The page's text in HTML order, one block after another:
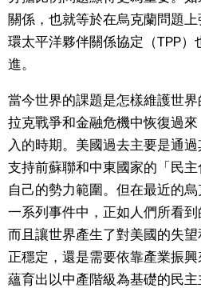
關係，也就等於在烏克蘭問題上
環太平洋夥伴關係協定（TPP）
進。
當今世界的課題是怎樣維護世
拉克戰爭和金融危機中恢復過
入的時期。美國過去主要是通
支持前蘇聯和中東國家的「民
自己的勢力範圍。但在最近的
一系列事件中，正如人們所看到
而且讓世界產生了對美國的失
正穩定，還是需要依靠產業振
蘊育出以中產階級為基礎的民